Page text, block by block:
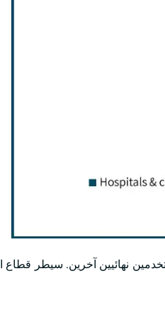
نهائيين آخرين. سيطر